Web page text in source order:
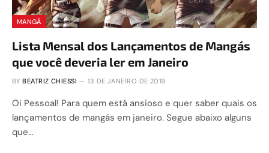
MANGÁ
Lista Mensal dos Lançamentos de Mangás
que você deveria ler em Janeiro
BY BEATRIZ CHIESSI 13 DE JANEIRO DE 2019
Oi Pessoal! Para quem está ansioso e quer saber quais os
lançamentos de mangás em janeiro. Segue abaixo alguns
que…